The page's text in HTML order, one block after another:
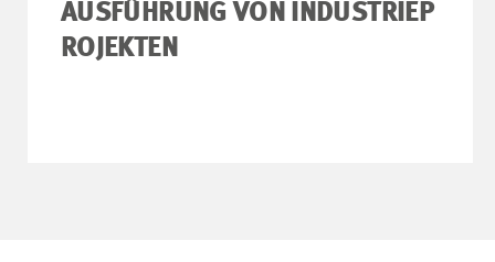
AUSFÜHRUNG VON INDUSTRIEP
ROJEKTEN